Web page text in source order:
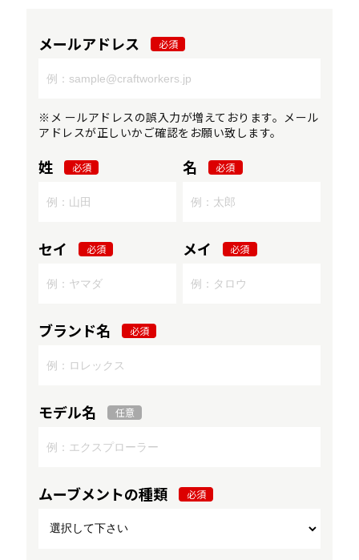
メールアドレス 必須
※メ ールアドレスの誤入力が増えております。メール
アドレスが正しいかご確認をお願い致します。
姓 必須 名 必須
セイ 必須 メイ 必須
ブランド名 必須
モデル名 任意
ムーブメントの種類 必須